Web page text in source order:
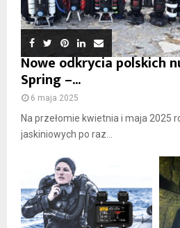
Nowe odkrycia polskich
Spring –...
6 maja 2025
Na przełomie kwietnia i maja 2025
jaskiniowych po raz...